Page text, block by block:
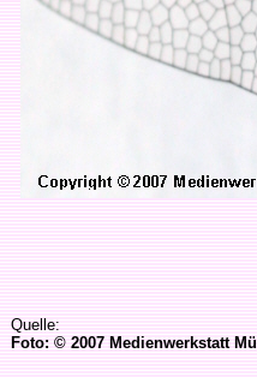
Quelle:
Foto: © 2007 Medienwerkstatt